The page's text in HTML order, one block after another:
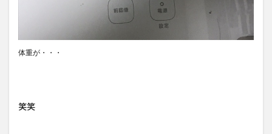
体重が・・・
笑笑